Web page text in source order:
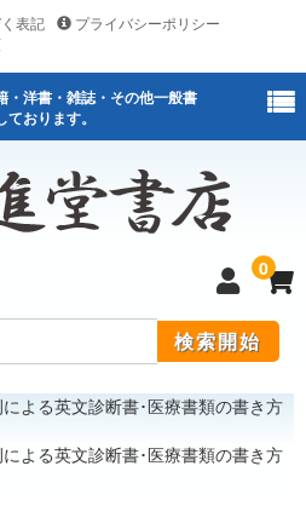
表記
プライバシーポリシー
・洋書・雑誌・その他一般書
おります。
0
よる英文診断書･医療書類の書き方
よる英文診断書･医療書類の書き方